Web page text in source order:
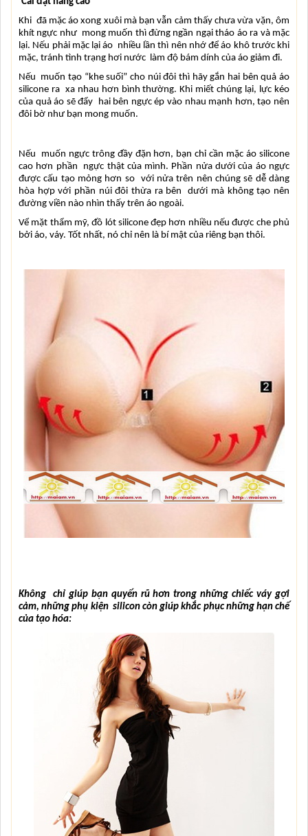
Khi  đã mặc áo xong xuôi mà bạn vẫn cảm thấy chưa vừa vặn, ôm
khít ngực như  mong muốn thì đừng ngần ngại tháo áo ra và mặc
lại. Nếu phải mặc lại áo  nhiều lần thì nên nhớ để áo khô trước khi
mặc, tránh tình trạng hơi nước  làm độ bám dính của áo giảm đi.
Nếu  muốn tạo “khe suối” cho núi đôi thì hãy gắn hai bên quả áo
silicone ra  xa nhau hơn bình thường. Khi miết chúng lại, lực kéo
của quả áo sẽ đẩy  hai bên ngực ép vào nhau mạnh hơn, tạo nên
đôi bờ như bạn mong muốn.
Nếu  muốn ngực trông đầy đặn hơn, bạn chỉ cần mặc áo silicone
cao hơn phần  ngực thật của mình. Phần nửa dưới của áo ngực
được cấu tạo mỏng hơn so  với nửa trên nên chúng sẽ dễ dàng
hòa hợp với phần núi đôi thừa ra bên  dưới mà không tạo nên
đường viền nào nhìn thấy trên áo ngoài.
Vể mặt thẩm mỹ, đồ lót silicone đẹp hơn nhiều nếu được che phủ
bởi áo, váy. Tốt nhất, nó chỉ nên là bí mật của riêng bạn thôi.
Không  chỉ giúp bạn quyến rũ hơn trong những chiếc váy gợi
cảm, những phụ kiện  silicon còn giúp khắc phục những hạn chế
của tạo hóa: